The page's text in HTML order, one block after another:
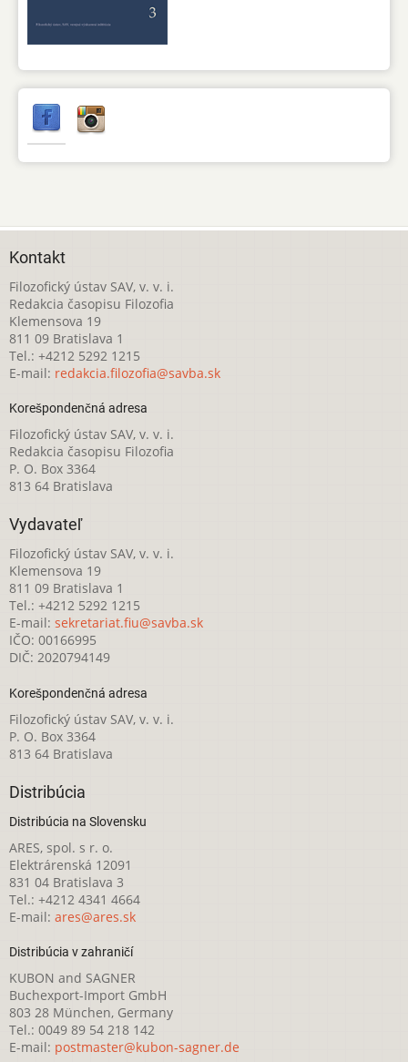
Kontakt
Filozofický ústav SAV, v. v. i.
Redakcia časopisu Filozofia
Klemensova 19
811 09 Bratislava 1
Tel.: +4212 5292 1215
E-mail: redakcia.filozofia@savba.sk
Korešpondenčná adresa
Filozofický ústav SAV, v. v. i.
Redakcia časopisu Filozofia
P. O. Box 3364
813 64 Bratislava
Vydavateľ
Filozofický ústav SAV, v. v. i.
Klemensova 19
811 09 Bratislava 1
Tel.: +4212 5292 1215
E-mail: sekretariat.fiu@savba.sk
IČO: 00166995
DIČ: 2020794149
Korešpondenčná adresa
Filozofický ústav SAV, v. v. i.
P. O. Box 3364
813 64 Bratislava
Distribúcia
Distribúcia na Slovensku
ARES, spol. s r. o.
Elektrárenská 12091
831 04 Bratislava 3
Tel.: +4212 4341 4664
E-mail: ares@ares.sk
Distribúcia v zahraničí
KUBON and SAGNER
Buchexport-Import GmbH
803 28 München, Germany
Tel.: 0049 89 54 218 142
E-mail: postmaster@kubon-sagner.de